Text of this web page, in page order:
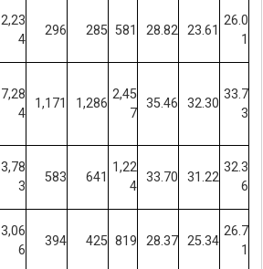
2,23
4
296 285 581 28.82 23.61
26.0
1
7,28
4
1,171 1,286
2,45
7
35.46 32.30
33.7
3
3,78
3
583 641
1,22
4
33.70 31.22
32.3
6
3,06
6
394 425 819 28.37 25.34
26.7
1